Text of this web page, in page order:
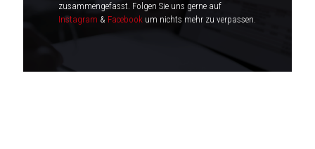
zusammengefasst. Folgen Sie uns gerne auf
Instagram & Facebook um nichts mehr zu verpassen.